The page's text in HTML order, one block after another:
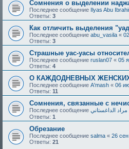
Сомнения о выделении
Последнее сообщение Ilyas Abu
Ответы: 3
Как отличить выделения
Последнее сообщение abu_vasila «
Ответы: 3
Страшные уас-уасы
Последнее сообщение ruslan07 « 05
Ответы: 4
О КАЖДОДНЕВНЫХ
Последнее сообщение A'mash « 06
Ответы: 11
Сомнения, связанные с
Последнее сообщение مراد الداغستاني
Ответы: 1
Обрезание
Последнее сообщение salma « 26
Ответы: 21